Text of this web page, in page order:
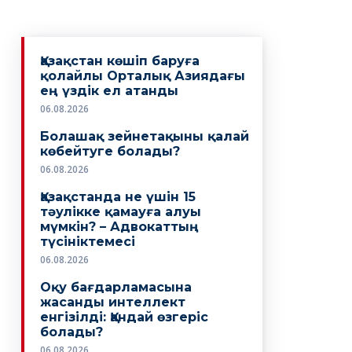
Қазақстан көшіп баруға
қолайлы Орталық Азиядағы
ең үздік ел атанды
06.08.2026
Болашақ зейнетақыны қалай
көбейтуге болады?
06.08.2026
Қазақстанда не үшін 15
тәулікке қамауға алуы
мүмкін? – Адвокаттың
түсініктемесі
06.08.2026
Оқу бағдарламасына
жасанды интеллект
енгізілді: Қандай өзгеріс
болады?